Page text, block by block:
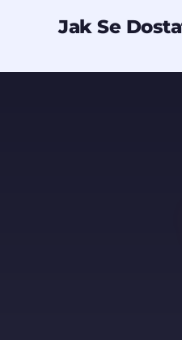
obsah
Jak Se